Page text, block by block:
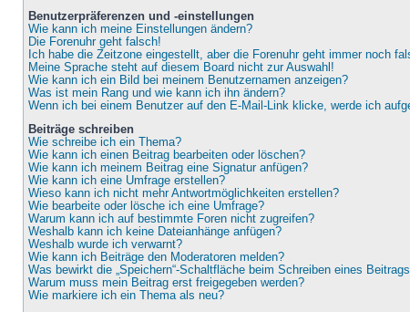
Benutzerpräferenzen und -einstellungen
Wie kann ich meine Einstellungen ändern?
Die Forenuhr geht falsch!
Ich habe die Zeitzone eingestellt, aber die Forenuhr geht immer noch
Meine Sprache steht auf diesem Board nicht zur Auswahl!
Wie kann ich ein Bild bei meinem Benutzernamen anzeigen?
Was ist mein Rang und wie kann ich ihn ändern?
Wenn ich bei einem Benutzer auf den E-Mail-Link klicke, werde ich
Beiträge schreiben
Wie schreibe ich ein Thema?
Wie kann ich einen Beitrag bearbeiten oder löschen?
Wie kann ich meinem Beitrag eine Signatur anfügen?
Wie kann ich eine Umfrage erstellen?
Wieso kann ich nicht mehr Antwortmöglichkeiten erstellen?
Wie bearbeite oder lösche ich eine Umfrage?
Warum kann ich auf bestimmte Foren nicht zugreifen?
Weshalb kann ich keine Dateianhänge anfügen?
Weshalb wurde ich verwarnt?
Wie kann ich Beiträge den Moderatoren melden?
Was bewirkt die „Speichern“-Schaltfläche beim Schreiben eines
Warum muss mein Beitrag erst freigegeben werden?
Wie markiere ich ein Thema als neu?